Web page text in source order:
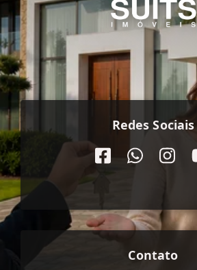
Redes Sociais
Contato